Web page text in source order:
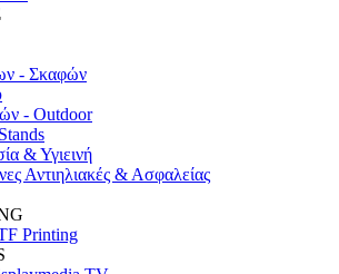
- Σκαφών
- Outdoor
& Υγιεινή
Αντιηλιακές & Ασφαλείας
Printing